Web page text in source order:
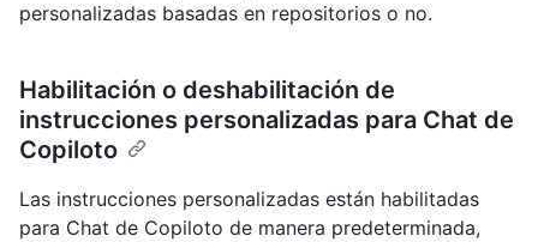
personalizadas basadas en repositorios o no.
Habilitación o deshabilitación de
instrucciones personalizadas para Chat de
Copiloto
Las instrucciones personalizadas están habilitadas
para Chat de Copiloto de manera predeterminada,